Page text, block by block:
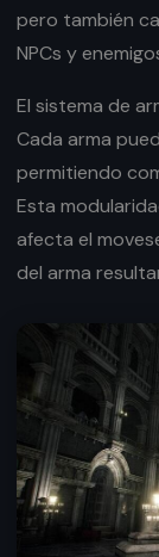
pero también
NPCs y
El sistema de
Cada arma
permitiendo
Esta
afecta el
del arma